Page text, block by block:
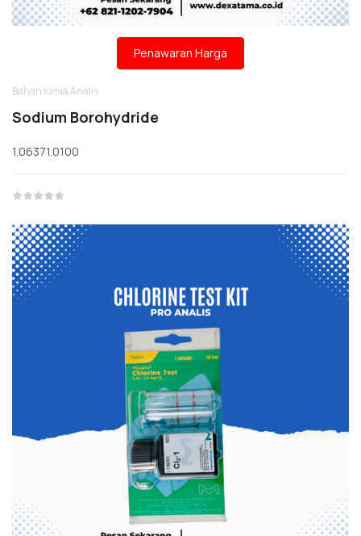
Penawaran Harga
Bahan Kimia Analis
Sodium Borohydride
1.06371.0100